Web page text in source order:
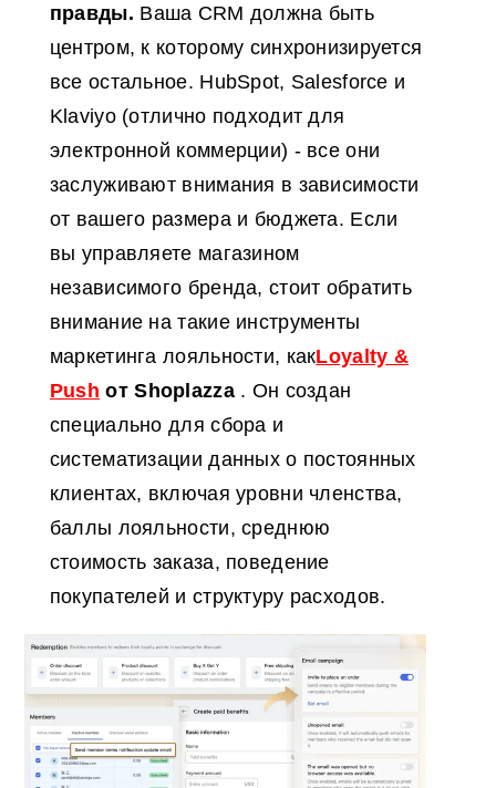
правды. Ваша CRM должна быть
центром, к которому синхронизируется
все остальное. HubSpot, Salesforce и
Klaviyo (отлично подходит для
электронной коммерции) - все они
заслуживают внимания в зависимости
от вашего размера и бюджета. Если
вы управляете магазином
независимого бренда, стоит обратить
внимание на такие инструменты
маркетинга лояльности, какLoyalty &
Push от Shoplazza . Он создан
специально для сбора и
систематизации данных о постоянных
клиентах, включая уровни членства,
баллы лояльности, среднюю
стоимость заказа, поведение
покупателей и структуру расходов.